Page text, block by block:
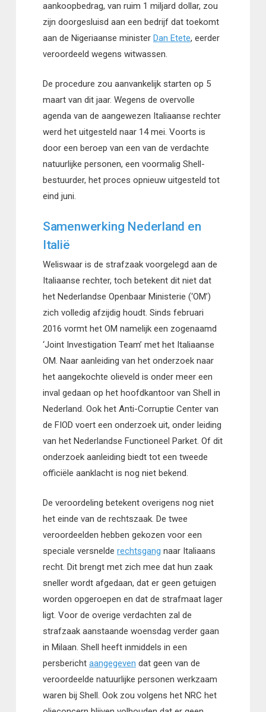
aankoopbedrag, van ruim 1 miljard dollar, zou
zijn doorgesluisd aan een bedrijf dat toekomt
aan de Nigeriaanse minister Dan Etete, eerder
veroordeeld wegens witwassen.
De procedure zou aanvankelijk starten op 5
maart van dit jaar. Wegens de overvolle
agenda van de aangewezen Italiaanse rechter
werd het uitgesteld naar 14 mei. Voorts is
door een beroep van een van de verdachte
natuurlijke personen, een voormalig Shell-
bestuurder, het proces opnieuw uitgesteld tot
eind juni.
Samenwerking Nederland en
Italië
Weliswaar is de strafzaak voorgelegd aan de
Italiaanse rechter, toch betekent dit niet dat
het Nederlandse Openbaar Ministerie (‘OM’)
zich volledig afzijdig houdt. Sinds februari
2016 vormt het OM namelijk een zogenaamd
‘Joint Investigation Team’ met het Italiaanse
OM. Naar aanleiding van het onderzoek naar
het aangekochte olieveld is onder meer een
inval gedaan op het hoofdkantoor van Shell in
Nederland. Ook het Anti-Corruptie Center van
de FIOD voert een onderzoek uit, onder leiding
van het Nederlandse Functioneel Parket. Of dit
onderzoek aanleiding biedt tot een tweede
officiële aanklacht is nog niet bekend.
De veroordeling betekent overigens nog niet
het einde van de rechtszaak. De twee
veroordeelden hebben gekozen voor een
speciale versnelde rechtsgang naar Italiaans
recht. Dit brengt met zich mee dat hun zaak
sneller wordt afgedaan, dat er geen getuigen
worden opgeroepen en dat de strafmaat lager
ligt. Voor de overige verdachten zal de
strafzaak aanstaande woensdag verder gaan
in Milaan. Shell heeft inmiddels in een
persbericht aangegeven dat geen van de
veroordeelde natuurlijke personen werkzaam
waren bij Shell. Ook zou volgens het NRC het